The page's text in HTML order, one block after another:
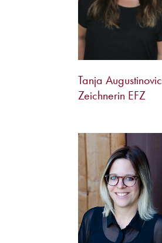
Tanja Augustinovic
Zeichnerin EFZ